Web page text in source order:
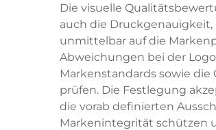
Die visuelle
auch die
unmittelbar auf die
Abweichungen bei der
Markenstandards sowie
prüfen. Die Festlegung
die vorab definierten
Markenintegrität schützen